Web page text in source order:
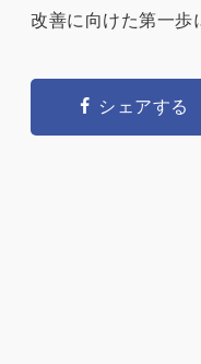
改善に向けた第一歩
シェアする